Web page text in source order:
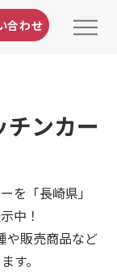
合わせ
チンカー
を「長崎県」
中！
や販売商品など
す。